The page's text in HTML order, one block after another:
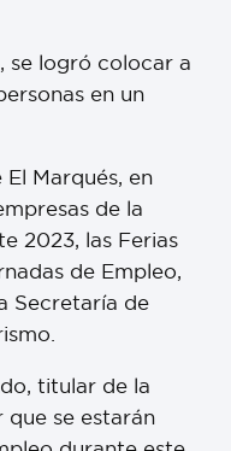
se logró colocar a
en un
Marqués, en
de la
2023, las Ferias
de Empleo,
Secretaría de
titular de la
se estarán